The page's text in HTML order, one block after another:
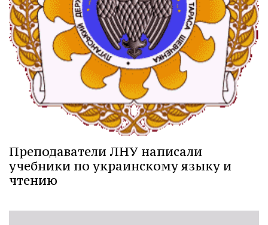
Преподаватели ЛНУ написали
учебники по украинскому языку и
чтению